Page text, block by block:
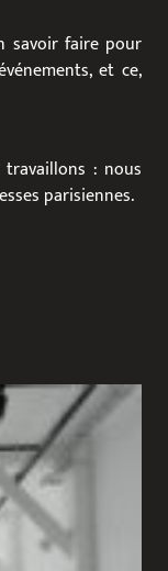
savoir faire pour
et ce,
travaillons : nous
parisiennes.